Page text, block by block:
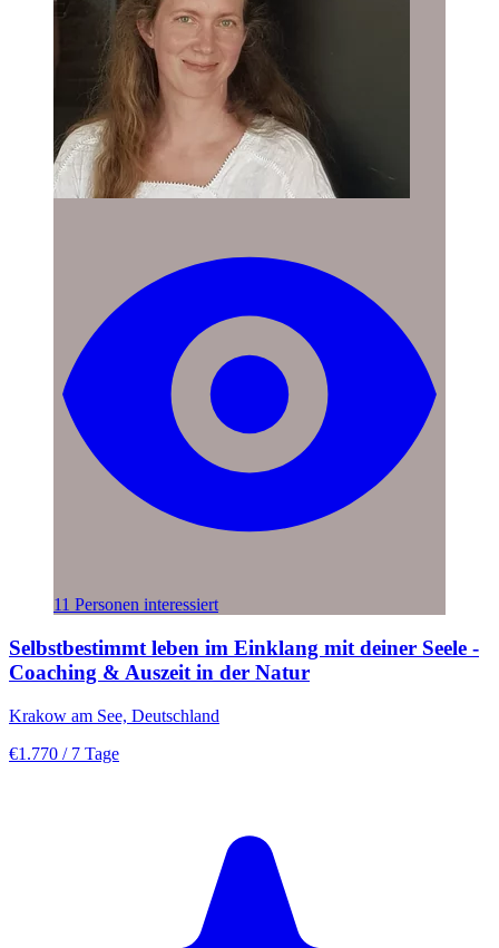
11 Personen interessiert
Selbstbestimmt leben im Einklang mit deiner Seele -
Coaching & Auszeit in der Natur
Krakow am See, Deutschland
€1.770 / 7 Tage